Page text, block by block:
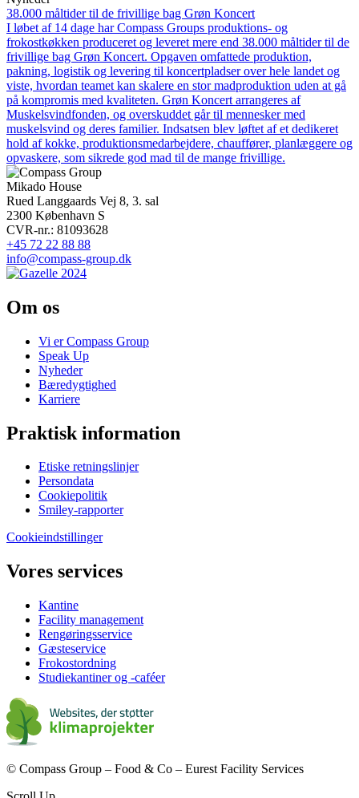
38.000 måltider til de frivillige bag Grøn Koncert
I løbet af 14 dage har Compass Groups produktions- og
frokostkøkken produceret og leveret mere end 38.000 måltider til de
frivillige bag Grøn Koncert. Opgaven omfattede produktion,
pakning, logistik og levering til koncertpladser over hele landet og
viste, hvordan teamet kan skalere en stor madproduktion uden at gå
på kompromis med kvaliteten. Grøn Koncert arrangeres af
Muskelsvindfonden, og overskuddet går til mennesker med
muskelsvind og deres familier. Indsatsen blev løftet af et dedikeret
hold af kokke, produktionsmedarbejdere, chauffører, planlæggere og
opvaskere, som sikrede god mad til de mange frivillige.
Mikado House
Rued Langgaards Vej 8, 3. sal
2300 København S
CVR-nr.: 81093628
+45 72 22 88 88
info@compass-group.dk
Om os
Vi er Compass Group
Speak Up
Nyheder
Bæredygtighed
Karriere
Praktisk information
Etiske retningslinjer
Persondata
Cookiepolitik
Smiley-rapporter
Cookieindstillinger
Vores services
Kantine
Facility management
Rengøringsservice
Gæsteservice
Frokostordning
Studiekantiner og -caféer
© Compass Group – Food & Co – Eurest Facility Services